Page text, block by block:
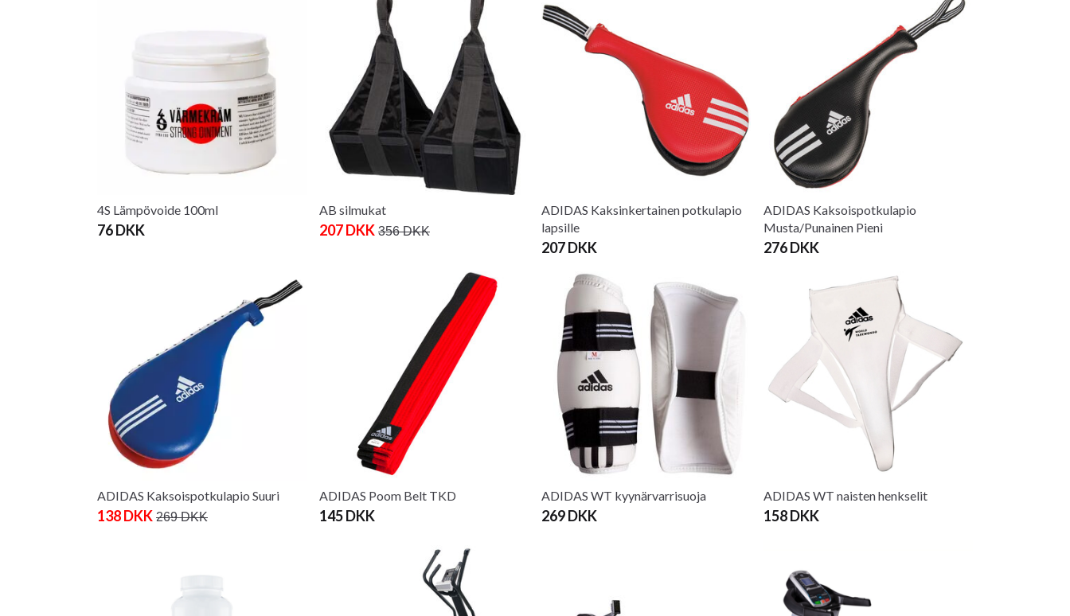
4S Lämpövoide 100ml
76 DKK
AB silmukat
207 DKK 356 DKK
ADIDAS Kaksinkertainen potkulapio
lapsille
207 DKK
ADIDAS Kaksoispotkulapio
Musta/Punainen Pieni
276 DKK
ADIDAS Kaksoispotkulapio Suuri
138 DKK 269 DKK
ADIDAS Poom Belt TKD
145 DKK
ADIDAS WT kyynärvarrisuoja
269 DKK
ADIDAS WT naisten henkselit
158 DKK